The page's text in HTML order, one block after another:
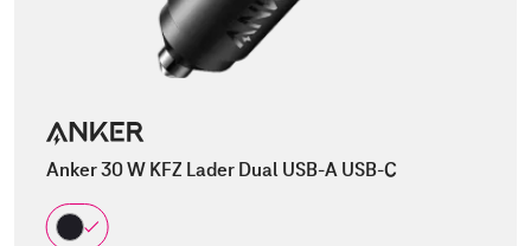
Anker 30 W KFZ Lader Dual USB-A USB-C